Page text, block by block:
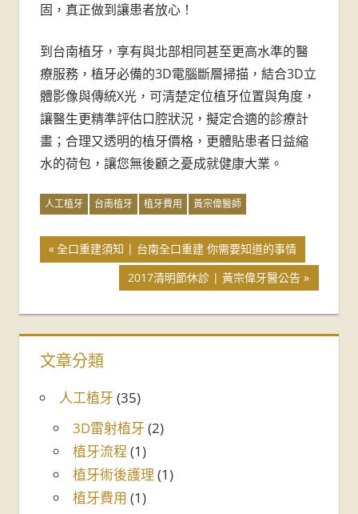
固，真正做到讓患者放心！
到台南植牙，享有與北部相同甚至更高水準的醫
療服務，植牙必備的3D電腦斷層掃描，結合3D立
體影像與傳統X光，可清楚定位植牙位置與角度，
讓醫生更精準評估口腔狀況，擬定合適的診療計
畫；合理又透明的植牙價格，更體貼患者日益縮
水的荷包，讓您無後顧之憂成就健康大業。
人工植牙 台南植牙 植牙費用 黃宗偉醫師
全口重建須知 | 台南全口重建 你需要知道的事情
2017清明節休診 | 黃宗偉牙醫公告
文章分類
人工植牙 (35)
3D雷射植牙 (2)
植牙流程 (1)
植牙術後護理 (1)
植牙費用 (1)